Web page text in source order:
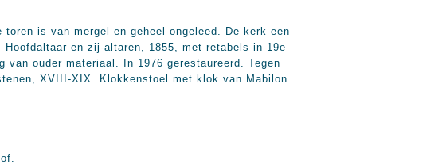
is van mergel en geheel ongeleed. De kerk een
en zij-altaren, 1855, met retabels in 19e
ouder materiaal. In 1976 gerestaureerd. Tegen
XVIII-XIX. Klokkenstoel met klok van Mabilon